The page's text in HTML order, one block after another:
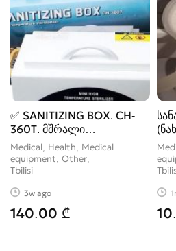
✅ SANITIZING BOX. CH-
360T. მშრალი
სტერილიზაციის აპარატი
✅მოცულობა 3 ლიტრი ✅️
ფასი: 1️⃣4️⃣0️⃣ლარი.
???????? ????????
599342115
დაგვიკავშირდით ან
Medical, Health, Medical
equipment, Other
Tbilisi
3w ago
140.00 ₾